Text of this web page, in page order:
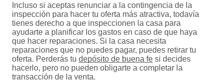
Incluso si aceptas renunciar a la contingencia de la
inspección para hacer tu oferta más atractiva, todavía
tienes derecho a que inspeccionen la casa para
ayudarte a planificar los gastos en caso de que haya
que hacer reparaciones. Si la casa necesita
reparaciones que no puedes pagar, puedes retirar tu
oferta. Perderás tu depósito de buena fe si decides
hacerlo, pero no pueden obligarte a completar la
transacción de la venta.